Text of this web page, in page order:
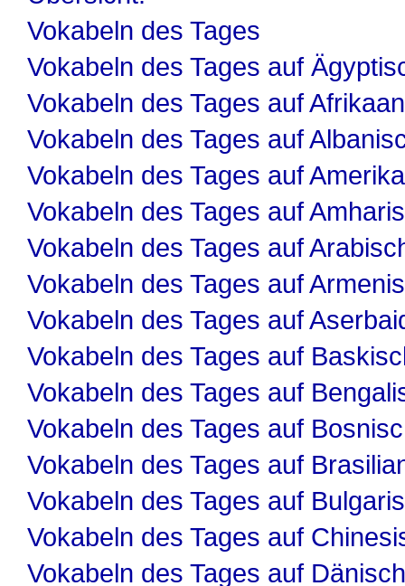
Vokabeln des Tages
Vokabeln des Tages auf
Vokabeln des Tages auf
Vokabeln des Tages auf
Vokabeln des Tages auf
Vokabeln des Tages auf
Vokabeln des Tages auf
Vokabeln des Tages auf
Vokabeln des Tages auf
Vokabeln des Tages auf
Vokabeln des Tages auf
Vokabeln des Tages auf
Vokabeln des Tages auf
Vokabeln des Tages auf
Vokabeln des Tages auf
Vokabeln des Tages auf Dänisch